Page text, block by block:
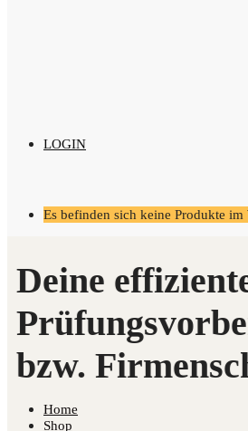
LOGIN
Es befinden sich keine Produkte im
Home
Shop